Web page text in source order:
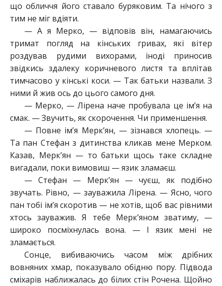
що обличчя його ставало буряковим. Та нічого з
тим не міг вдіяти.
— А я Мерко, — відповів він, намагаючись
тримат погляд на кінських гривах, які вітер
роздував рудими вихорами, іноді приносив
звідкись здалеку коричневого листя та вплітав
тимчасово у кінські коси. — Так батьки назвали. З
ними й жив ось до цього самого дня.
— Мерко, — Лірена наче пробувала це ім’я на
смак. — Звучить, як скорочення. Чи применшення.
— Повне ім’я Мерк’ян, — зізнався хлопець. —
Та пан Стефан з дитинства кликав мене Мерком.
Казав, Мерк’ян — то батьки щось таке складне
вигадали, поки вимовиш — язик зламаєш.
— Стефан — Мерк’ян — чуєш, як подібно
звучать. Рівно, — зауважила Лірена. — Ясно, чого
пан тобі ім’я скоротив — не хотів, щоб вас рівними
хтось зауважив. Я тебе Мерк’яном зватиму, —
широко посміхнулась вона. — І язик мені не
зламається.
Сонце, вибиваючись часом між дрібних
вовняних хмар, показувало обідню пору. Підвода
сміхарів наближалась до білих стін Рочена. Щойно